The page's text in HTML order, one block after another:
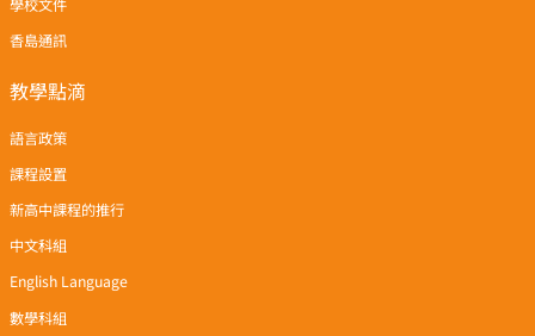
香島通訊
教學點滴
語言政策
課程設置
新高中課程的推行
中文科組
English Language
數學科組